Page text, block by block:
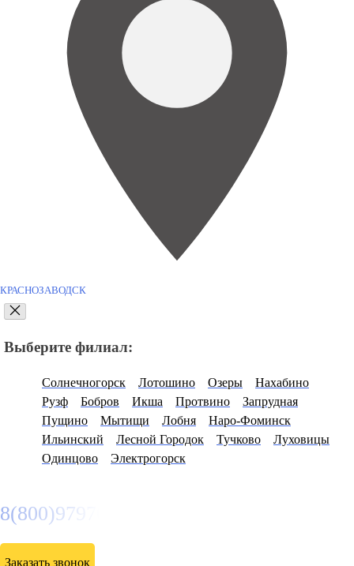
КРАСНОЗАВОДСК
Выберите филиал:
Солнечногорск Лотошино Озеры
Нахабино
Рузф
Бобров Икша Протвино
Запрудная
Пущино
Мытищи Лобня
Наро-Фоминск
Ильинский
Лесной Городок Тучково
Луховицы
Одинцово
Электрогорск
8(800)9797043
Заказать звонок